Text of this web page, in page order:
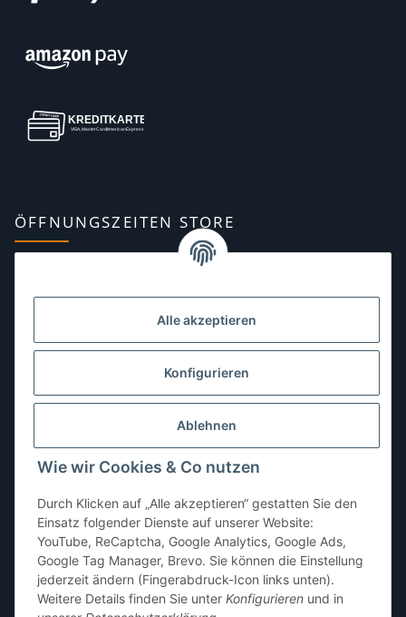
Alle akzeptieren
Konfigurieren
Ablehnen
Wie wir Cookies & Co nutzen
Durch Klicken auf „Alle akzeptieren“ gestatten Sie den
Einsatz folgender Dienste auf unserer Website:
YouTube, ReCaptcha, Google Analytics, Google Ads,
Google Tag Manager, Brevo. Sie können die Einstellung
jederzeit ändern (Fingerabdruck-Icon links unten).
Weitere Details finden Sie unter Konfigurieren und in
ÖFFNUNGSZEITEN STORE
10:00–13:00, 14:00–18:00 Uhr
Dienstag:10:00–13:00, 14:00–16:00 Uhr
10:00–13:00 Uhr
Freitag:10:00–13:00, 14:00–18:00 Uhr
Sonntag: geschlossen